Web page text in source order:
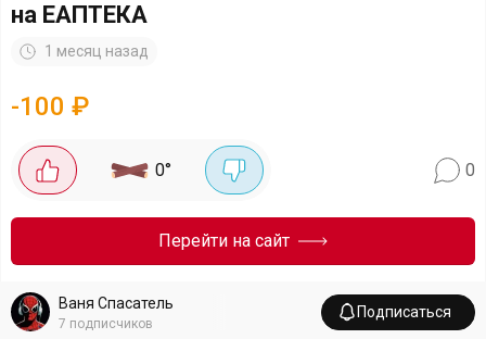
на ЕАПТЕКА
1 месяц назад
-100 ₽
0° 0
Перейти на сайт
Ваня Спасатель
7 подписчиков
Подписаться